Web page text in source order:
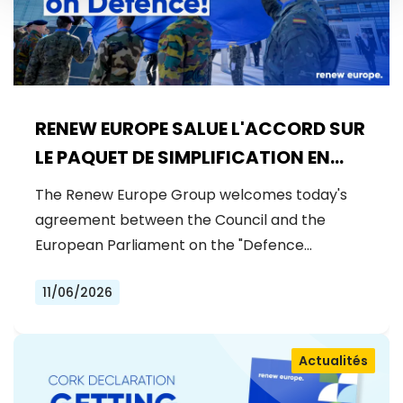
RENEW EUROPE SALUE L'ACCORD SUR
LE PAQUET DE SIMPLIFICATION EN
MATIÈRE DE DÉFENSE
The Renew Europe Group welcomes today's
agreement between the Council and the
European Parliament on the "Defence…
11/06/2026
Actualités